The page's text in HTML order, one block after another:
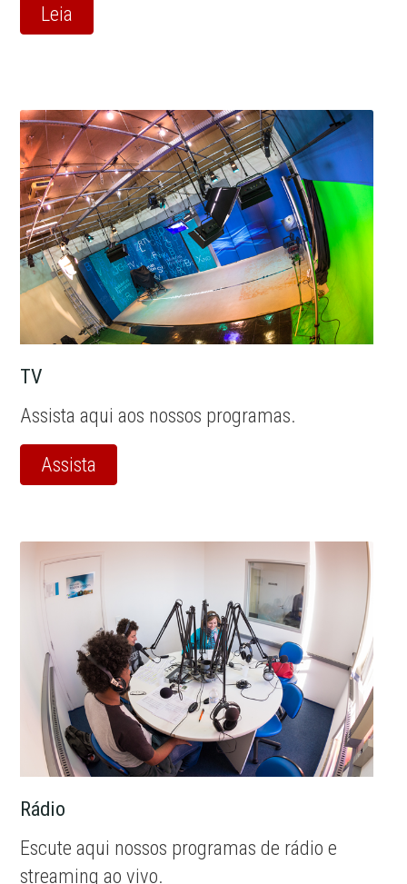
Leia
TV
Assista aqui aos nossos programas.
Assista
Rádio
Escute aqui nossos programas de rádio e
streaming ao vivo.